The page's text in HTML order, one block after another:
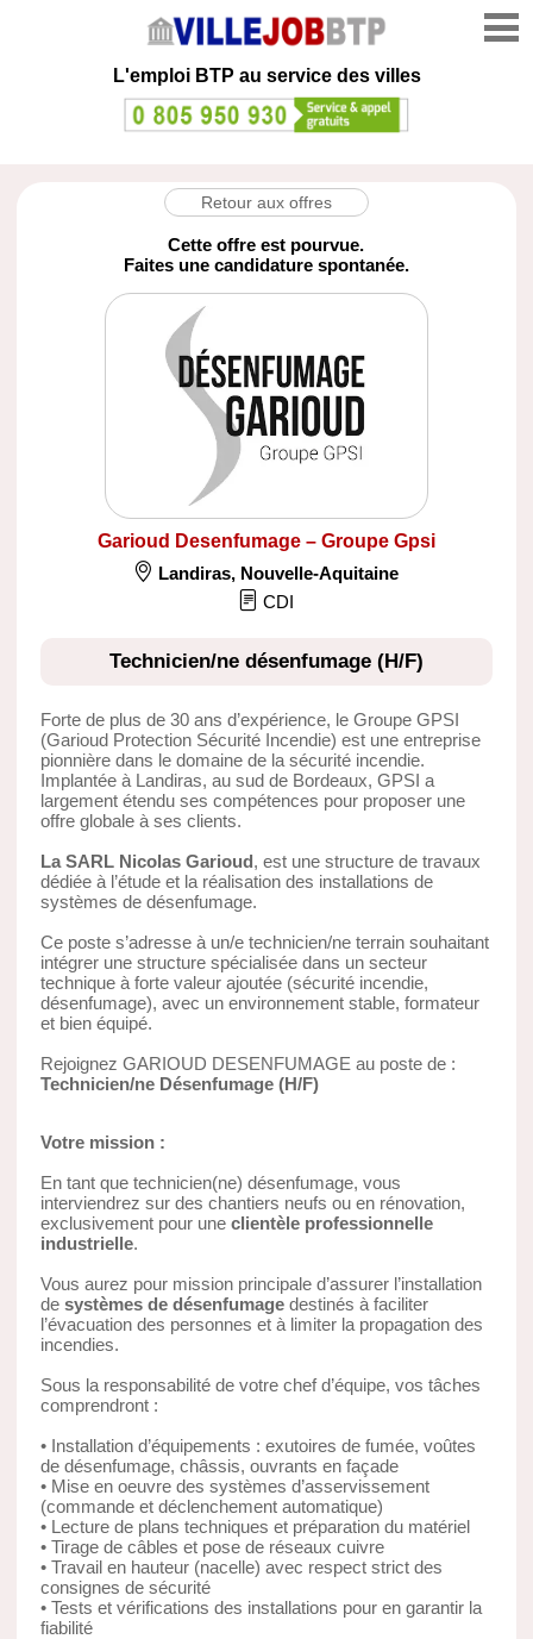
L'emploi BTP au service des villes
Retour aux offres
Cette offre est pourvue.
Faites une candidature spontanée.
Garioud Desenfumage – Groupe Gpsi
Landiras, Nouvelle-Aquitaine
CDI
Technicien/ne désenfumage (H/F)
Forte de plus de 30 ans d’expérience, le Groupe GPSI
(Garioud Protection Sécurité Incendie) est une entreprise
pionnière dans le domaine de la sécurité incendie.
Implantée à Landiras, au sud de Bordeaux, GPSI a
largement étendu ses compétences pour proposer une
offre globale à ses clients.
La SARL Nicolas Garioud, est une structure de travaux
dédiée à l’étude et la réalisation des installations de
systèmes de désenfumage.
Ce poste s’adresse à un/e technicien/ne terrain souhaitant
intégrer une structure spécialisée dans un secteur
technique à forte valeur ajoutée (sécurité incendie,
désenfumage), avec un environnement stable, formateur
et bien équipé.
Rejoignez GARIOUD DESENFUMAGE au poste de :
Technicien/ne Désenfumage (H/F)
Votre mission :
En tant que technicien(ne) désenfumage, vous
interviendrez sur des chantiers neufs ou en rénovation,
exclusivement pour une clientèle professionnelle
industrielle.
Vous aurez pour mission principale d’assurer l’installation
de systèmes de désenfumagedestinés à faciliter
l’évacuation des personnes et à limiter la propagation des
incendies.
Sous la responsabilité de votre chef d’équipe, vos tâches
comprendront :
• Installation d’équipements : exutoires de fumée, voûtes
de désenfumage, châssis, ouvrants en façade
• Mise en oeuvre des systèmes d’asservissement
(commande et déclenchement automatique)
• Lecture de plans techniques et préparation du matériel
• Tirage de câbles et pose de réseaux cuivre
• Travail en hauteur (nacelle) avec respect strict des
consignes de sécurité
• Tests et vérifications des installations pour en garantir la
fiabilité